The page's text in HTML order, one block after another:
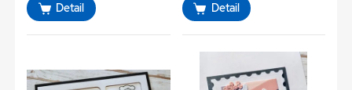
Detail Detail